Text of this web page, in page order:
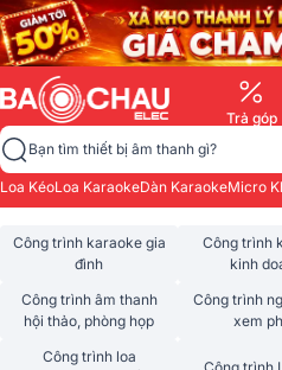
Trả góp
Bạn tìm thiết bị âm thanh gì?
Loa KéoLoa KaraokeDàn KaraokeMicro
Công trình karaoke gia
đình
Công trình
kinh
Công trình âm thanh
hội thảo, phòng họp
Công trình
xem
Công trình loa